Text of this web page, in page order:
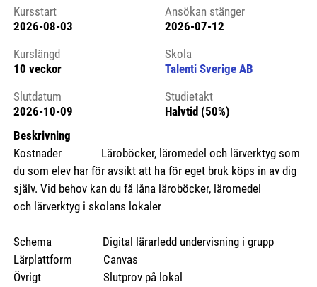
Kursstart 6275507
Kursstart
2026-08-03
Ansökan stänger
2026-07-12
Kurslängd
10 veckor
Skola
Talenti Sverige AB
Slutdatum
2026-10-09
Studietakt
Halvtid (50%)
Beskrivning
Kostnader Läroböcker, läromedel och lärverktyg som
du som elev har för avsikt att ha för eget bruk köps in av dig
själv. Vid behov kan du få låna läroböcker, läromedel
och lärverktyg i skolans lokaler
Schema Digital lärarledd undervisning i grupp
Lärplattform Canvas
Övrigt Slutprov på lokal